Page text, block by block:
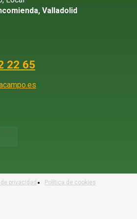
Valladolid
22 65
privacidad Política de cookies